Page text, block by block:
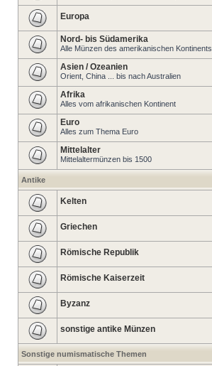
Europa
Nord- bis Südamerika
Alle Münzen des amerikanischen Kontinents
Asien / Ozeanien
Orient, China ... bis nach Australien
Afrika
Alles vom afrikanischen Kontinent
Euro
Alles zum Thema Euro
Mittelalter
Mittelaltermünzen bis 1500
Antike
Kelten
Griechen
Römische Republik
Römische Kaiserzeit
Byzanz
sonstige antike Münzen
Sonstige numismatische Themen